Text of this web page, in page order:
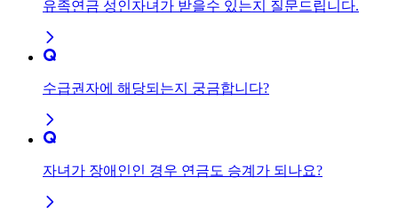
유족연금 성인자녀가 받을수 있는지 질문드립니다.
수급권자에 해당되는지 궁금합니다?
자녀가 장애인인 경우 연금도 승계가 되나요?